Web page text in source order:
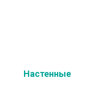
Настенные